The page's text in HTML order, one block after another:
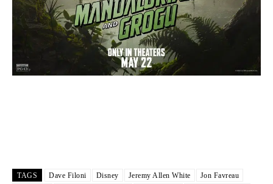
TAGS Dave Filoni Disney Jeremy Allen White
Jon Favreau